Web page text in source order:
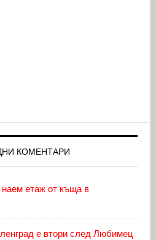
КОМЕНТАРИ
етаж от къща в
е втори след Любимец